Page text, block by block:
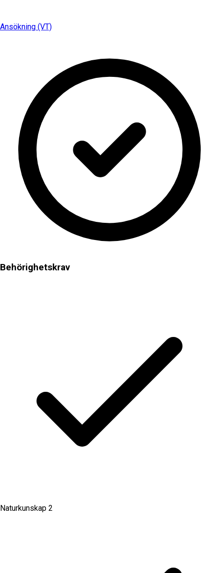
Ansökning (VT)
Behörighetskrav
Naturkunskap 2